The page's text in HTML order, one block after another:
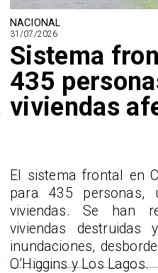
NACIONAL
31/07/2026
Sistema
435
viviendas
El sistema frontal en
para 435
viviendas. Se han
viviendas
inundaciones,
O’Higgins y Los Lagos.